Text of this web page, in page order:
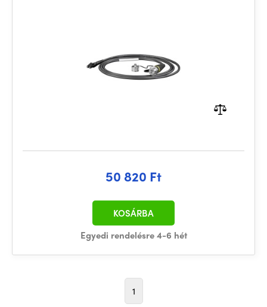
50 820 Ft
Egyedi rendelésre 4-6 hét
KOSÁRBA
1